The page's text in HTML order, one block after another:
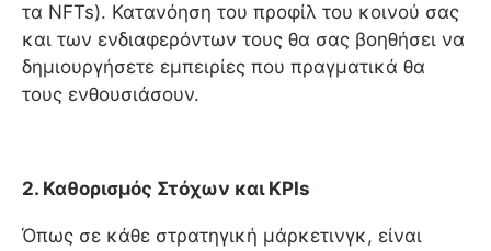
τα NFTs). Κατανόηση του προφίλ του κοινού σας
και των ενδιαφερόντων τους θα σας βοηθήσει να
δημιουργήσετε εμπειρίες που πραγματικά θα
τους ενθουσιάσουν.
2. Καθορισμός Στόχων και KPIs
Όπως σε κάθε στρατηγική μάρκετινγκ, είναι